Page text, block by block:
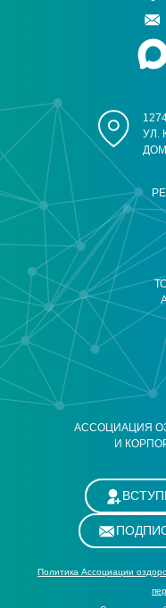
АССОЦИАЦИЯ
И
УЛ.
Политика Ассоциации